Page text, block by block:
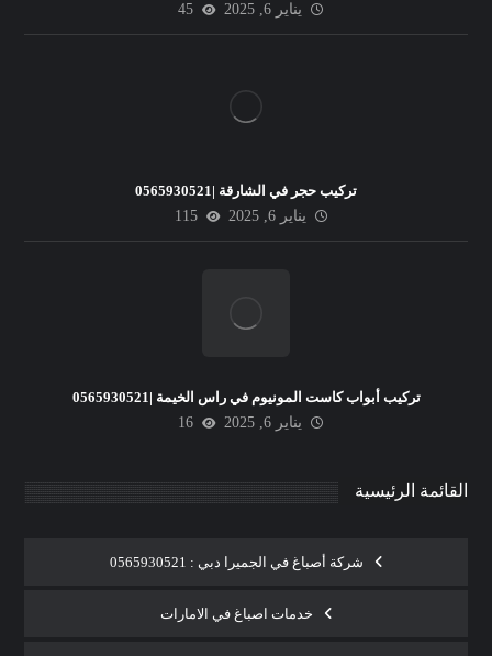
يناير 6, 2025
45
تركيب حجر في الشارقة |0565930521
يناير 6, 2025
115
تركيب أبواب كاست المونيوم في راس الخيمة |0565930521
يناير 6, 2025
16
القائمة الرئيسية
شركة أصباغ في الجميرا دبي : 0565930521
خدمات اصباغ في الامارات